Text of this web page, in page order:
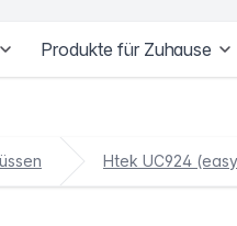
Produkte für Zuhause
Htek UC924